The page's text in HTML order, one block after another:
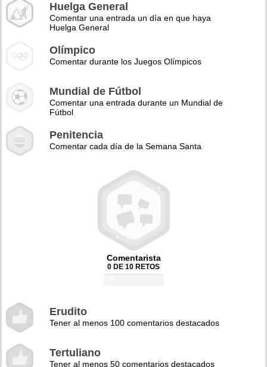
Huelga General
Comentar una entrada un día en que haya
Huelga General
Olímpico
Comentar durante los Juegos Olímpicos
Mundial de Fútbol
Comentar una entrada durante un Mundial de
Fútbol
Penitencia
Comentar cada día de la Semana Santa
Comentarista
0 DE 10 RETOS
Erudito
Tener al menos 100 comentarios destacados
Tertuliano
Tener al menos 50 comentarios destacados